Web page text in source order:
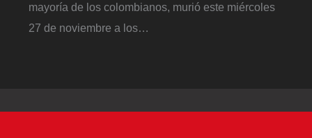
mayoría de los colombianos, murió este miércoles
27 de noviembre a los…